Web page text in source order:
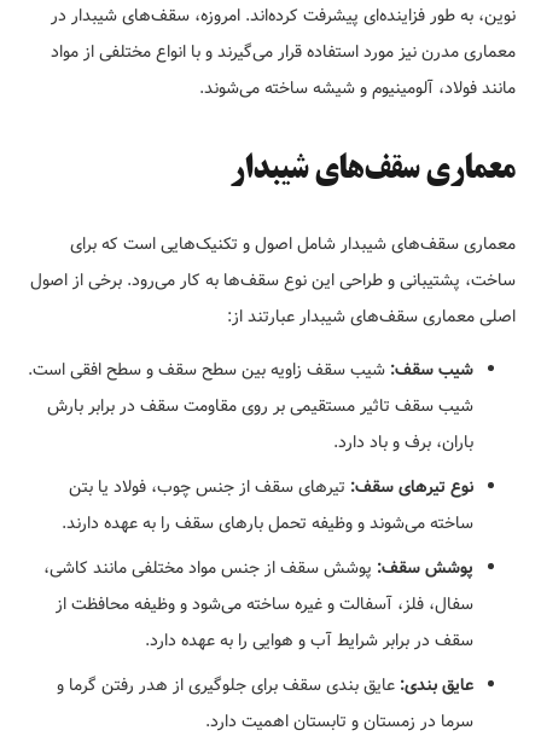
نوین، به طور فزاینده‌ای پیشرفت کرده‌اند. امروزه، سقف‌های شیبدار در
معماری مدرن نیز مورد استفاده قرار می‌گیرند و با انواع مختلفی از مواد
مانند فولاد، آلومینیوم و شیشه ساخته می‌شوند.
معماری سقف‌های شیبدار
معماری سقف‌های شیبدار شامل اصول و تکنیک‌هایی است که برای
ساخت، پشتیبانی و طراحی این نوع سقف‌ها به کار می‌رود. برخی از اصول
اصلی معماری سقف‌های شیبدار عبارتند از:
شیب سقف: شیب سقف زاویه بین سطح سقف و سطح افقی است.
شیب سقف تاثیر مستقیمی بر روی مقاومت سقف در برابر بارش
باران، برف و باد دارد.
نوع تیرهای سقف: تیرهای سقف از جنس چوب، فولاد یا بتن
ساخته می‌شوند و وظیفه تحمل بارهای سقف را به عهده دارند.
پوشش سقف: پوشش سقف از جنس مواد مختلفی مانند کاشی،
سفال، فلز، آسفالت و غیره ساخته می‌شود و وظیفه محافظت از
سقف در برابر شرایط آب و هوایی را به عهده دارد.
عایق بندی: عایق بندی سقف برای جلوگیری از هدر رفتن گرما و
سرما در زمستان و تابستان اهمیت دارد.